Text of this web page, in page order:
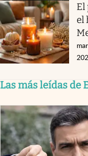
El
el
Las más leídas de